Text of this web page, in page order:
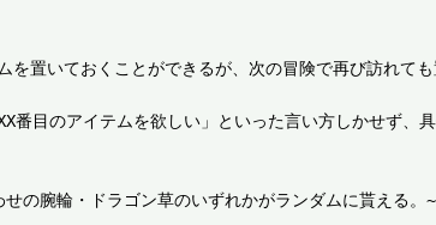
置いておくことができるが、次の冒険で再び訪れて
番目のアイテムを欲しい」といった言い方しかせず、
の腕輪・ドラゴン草のいずれかがランダムに貰える。~